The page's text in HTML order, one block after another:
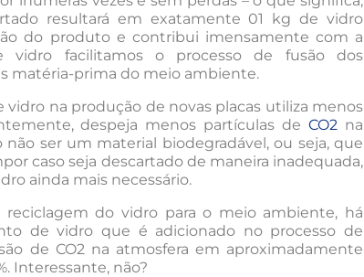
resultará em exatamente 01 kg de vidro
do produto e contribui imensamente com a
vidro facilitamos o processo de fusão dos
matéria-prima do meio ambiente.
na produção de novas placas utiliza menos
despeja menos partículas deCO2 na
ser um material biodegradável, ou seja, que
caso seja descartado de maneira inadequada,
ainda mais necessário.
do vidro para o meio ambiente, há
de vidro que é adicionado no processo de
de CO2 na atmosfera em aproximadamente
Interessante, não?